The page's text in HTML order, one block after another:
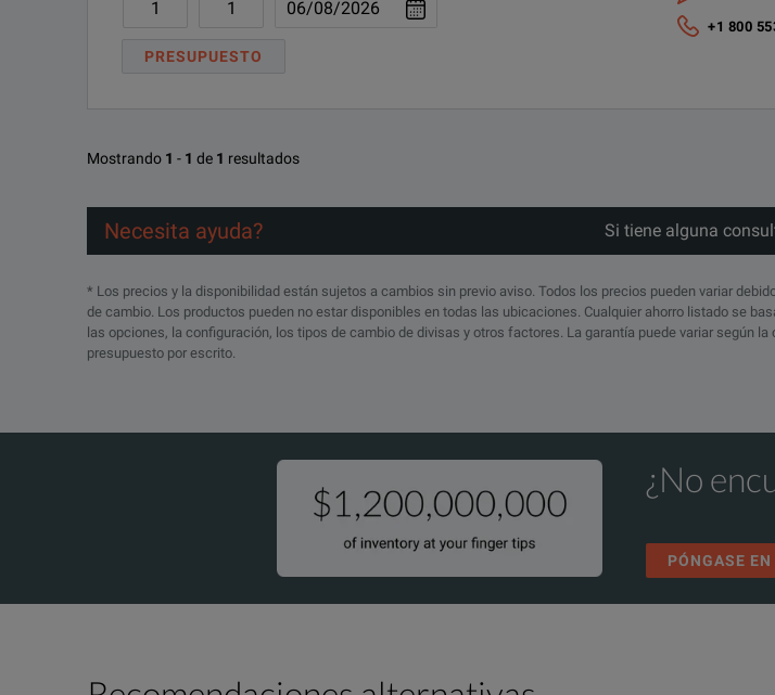
PRESUPUESTO
+1 800
Mostrando 1 - 1 de 1 resultados
Necesita ayuda? Si tiene alguna
* Los precios y la disponibilidad están sujetos a cambios sin previo aviso. Todos los precios pueden variar
de cambio. Los productos pueden no estar disponibles en todas las ubicaciones. Cualquier ahorro listado se
las opciones, la configuración, los tipos de cambio de divisas y otros factores. La garantía puede variar según
presupuesto por escrito.
¿No
PÓNGASE